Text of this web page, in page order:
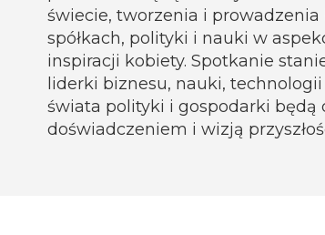
świecie, tworzenia i prowadzenia
spółkach, polityki i nauki w
inspiracji kobiety. Spotkanie
liderki biznesu, nauki,
świata polityki i gospodarki będą
doświadczeniem i wizją